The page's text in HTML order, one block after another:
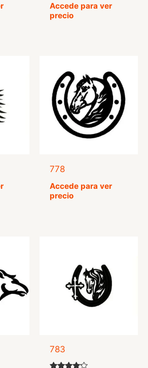
Accede para ver
precio
778
Accede para ver
precio
783